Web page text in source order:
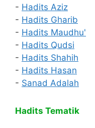
- Hadits Aziz
- Hadits Gharib
- Hadits Maudhu'
- Hadits Qudsi
- Hadits Shahih
- Hadits Hasan
- Sanad Adalah
Hadits Tematik